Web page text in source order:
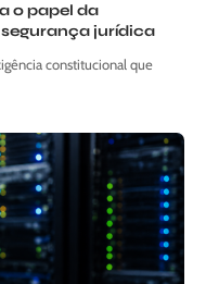
o papel da
jurídica
constitucional que